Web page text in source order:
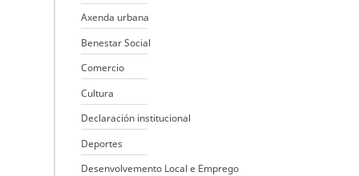
Axenda urbana
Benestar Social
Comercio
Cultura
Declaración institucional
Deportes
Desenvolvemento Local e Emprego